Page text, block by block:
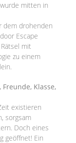
mitten in
dem drohenden
Escape
mit
zu einem
Klasse,
existieren
sorgsam
Doch eines
geöffnet! Ein